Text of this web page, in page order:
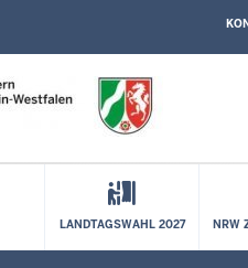
TOP
LANDTAGSWAHL 2027 NRW